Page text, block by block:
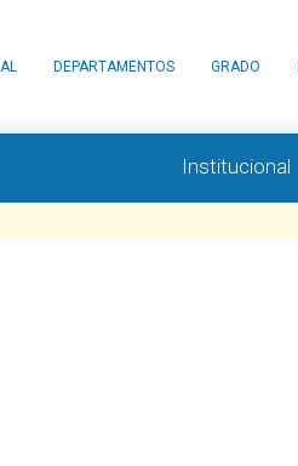
DEPARTAMENTOS GRADO
Institucional